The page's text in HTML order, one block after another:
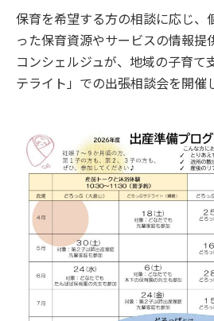
保育を希望する方の相談に応じ、
った保育資源やサービスの情報提
コンシェルジュが、地域の子育て
テライト」での出張相談会を開